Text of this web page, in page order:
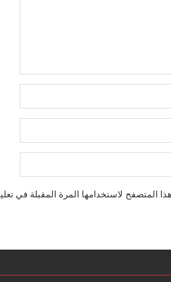
المتصفح لاستخدامها المرة المقبلة في